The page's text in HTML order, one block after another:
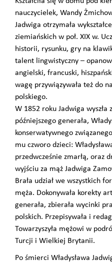
nauczycielek, Wandy
Jadwiga otrzymała
ziemiańskich w poł. XIX w.
historii, rysunku, gry na
talent lingwistyczny –
angielski, francuski,
wagę przywiązywała też do
polskiego.
W 1852 roku Jadwiga
późniejszego generała,
konserwatywnego
mu czworo dzieci:
przedwcześnie zmarłą, oraz
wyjściu za mąż Jadwiga
Brała udział we wszystkich
męża. Dokonywała korekty
generała, zbierała wycinki
polskich. Przepisywała i
Towarzyszyła mężowi w
Turcji i Wielkiej Brytanii.
Po śmierci Władysława